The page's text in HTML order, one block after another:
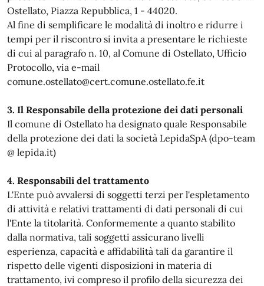
Ostellato, Piazza Repubblica, 1 - 44020.
Al fine di semplificare le modalità di inoltro e ridurre i
tempi per il riscontro si invita a presentare le richieste
di cui al paragrafo n. 10, al Comune di Ostellato, Ufficio
Protocollo, via e-mail
comune.ostellato@cert.comune.ostellato.fe.it
3. Il Responsabile della protezione dei dati personali
Il comune di Ostellato ha designato quale Responsabile
della protezione dei dati la società LepidaSpA (dpo-team
@ lepida.it)
4. Responsabili del trattamento
L'Ente può avvalersi di soggetti terzi per l'espletamento
di attività e relativi trattamenti di dati personali di cui
l'Ente la titolarità. Conformemente a quanto stabilito
dalla normativa, tali soggetti assicurano livelli
esperienza, capacità e affidabilità tali da garantire il
rispetto delle vigenti disposizioni in materia di
trattamento, ivi compreso il profilo della sicurezza dei